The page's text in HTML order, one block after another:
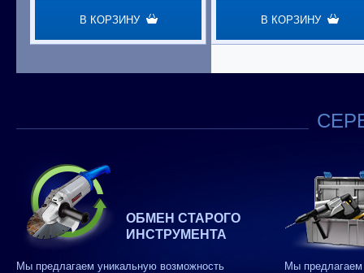
В КОРЗИНУ В КОРЗИНУ
ОБМЕН СТАРОГО
ИНСТРУМЕНТА
Мы предлагаем уникальную возможность Мы